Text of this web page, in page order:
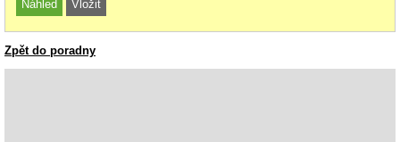
Zpět do poradny